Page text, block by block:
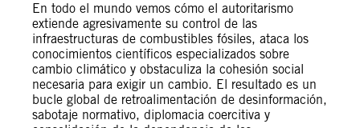
En todo el mundo vemos cómo el autoritarismo
extiende agresivamente su control de las
infraestructuras de combustibles fósiles, ataca los
conocimientos científicos especializados sobre
cambio climático y obstaculiza la cohesión social
necesaria para exigir un cambio. El resultado es un
bucle global de retroalimentación de desinformación,
sabotaje normativo, diplomacia coercitiva y